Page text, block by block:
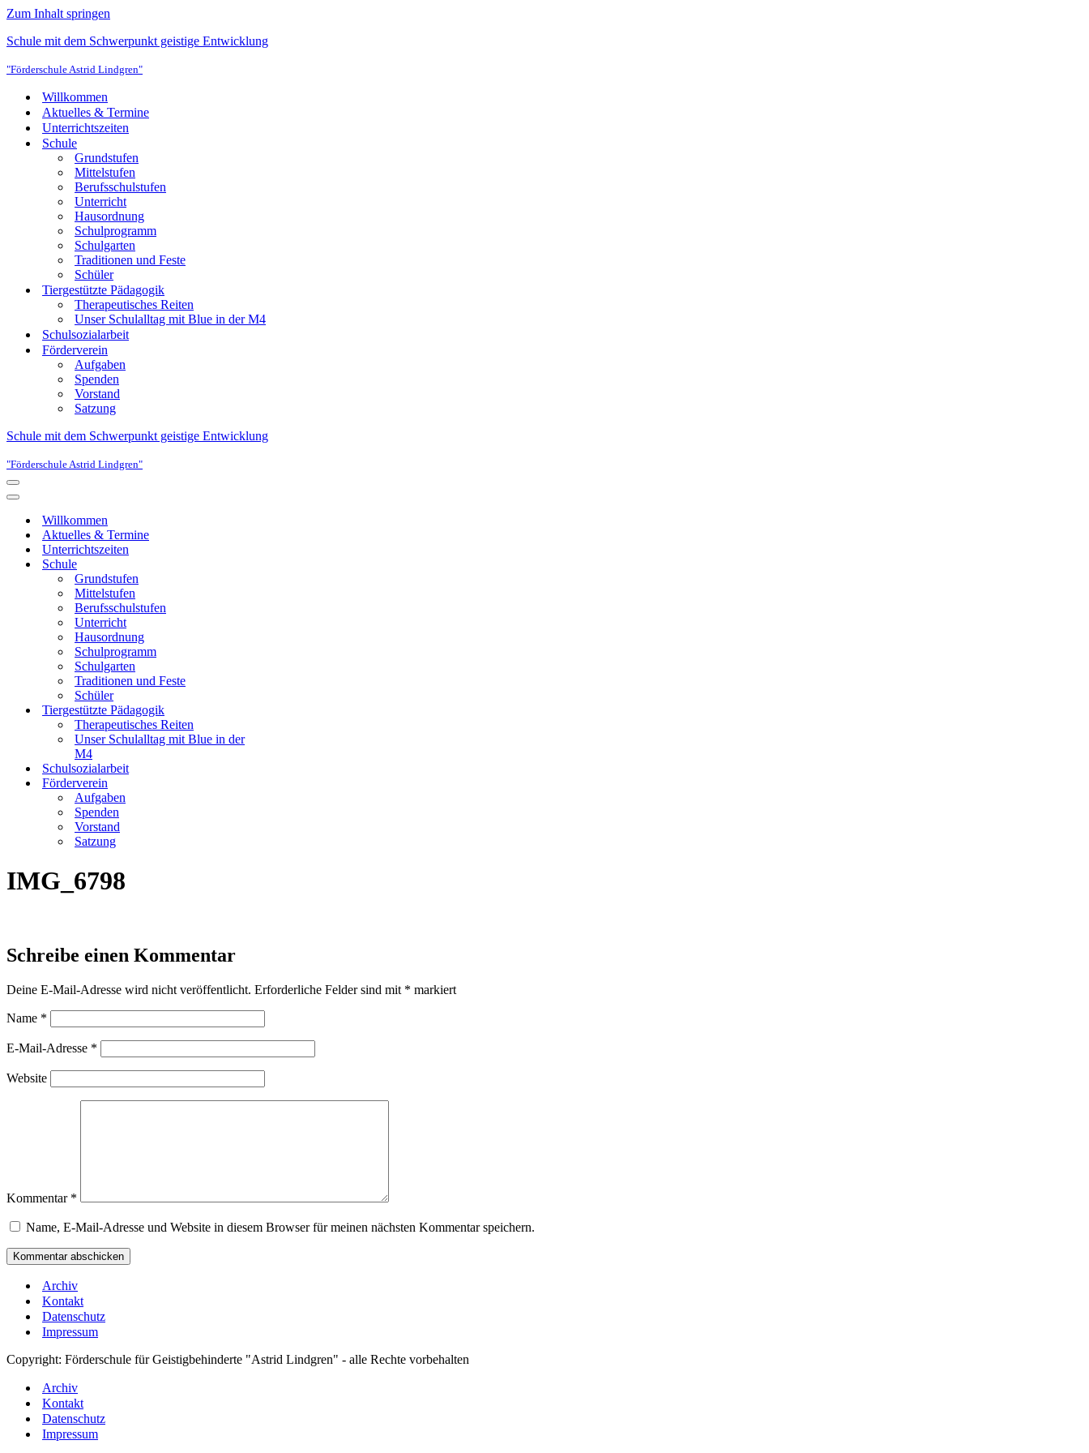
Zum Inhalt springen
Schule mit dem Schwerpunkt geistige Entwicklung
"Förderschule Astrid Lindgren"
Willkommen
Aktuelles & Termine
Unterrichtszeiten
Schule
Grundstufen
Mittelstufen
Berufsschulstufen
Unterricht
Hausordnung
Schulprogramm
Schulgarten
Traditionen und Feste
Schüler
Tiergestützte Pädagogik
Therapeutisches Reiten
Unser Schulalltag mit Blue in der M4
Schulsozialarbeit
Förderverein
Aufgaben
Spenden
Vorstand
Satzung
Schule mit dem Schwerpunkt geistige Entwicklung
"Förderschule Astrid Lindgren"
Navigationsmenü
Navigationsmenü
Willkommen
Aktuelles & Termine
Unterrichtszeiten
Schule
Grundstufen
Mittelstufen
Berufsschulstufen
Unterricht
Hausordnung
Schulprogramm
Schulgarten
Traditionen und Feste
Schüler
Tiergestützte Pädagogik
Therapeutisches Reiten
Unser Schulalltag mit Blue in der
M4
Schulsozialarbeit
Förderverein
Aufgaben
Spenden
Vorstand
Satzung
IMG_6798
Schreibe einen Kommentar
Deine E-Mail-Adresse wird nicht veröffentlicht. Erforderliche Felder sind mit * markiert
Name *
E-Mail-Adresse *
Website
Kommentar *
Name, E-Mail-Adresse und Website in diesem Browser für meinen nächsten Kommentar speichern.
Archiv
Kontakt
Datenschutz
Impressum
Copyright: Förderschule für Geistigbehinderte "Astrid Lindgren" - alle Rechte vorbehalten
Archiv
Kontakt
Datenschutz
Impressum